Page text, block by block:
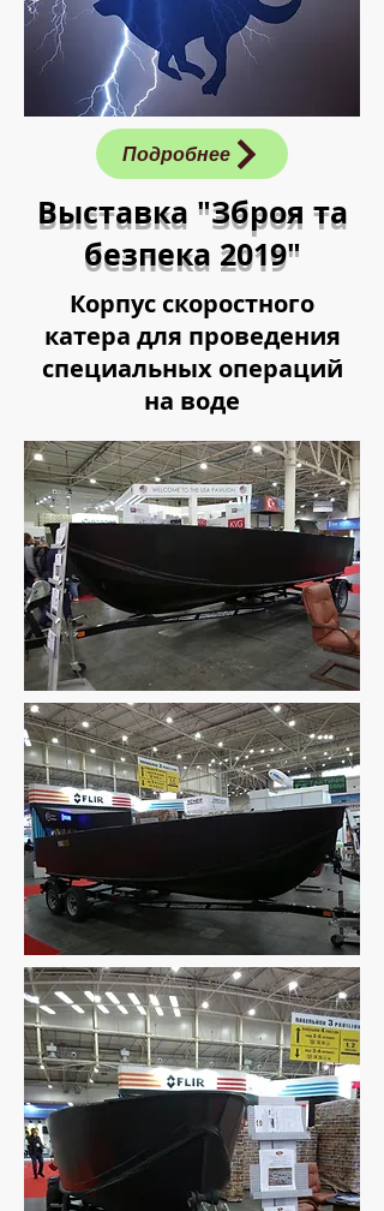
Подробнее
Выставка "Зброя та
безпека 2019"
Корпус скоростного
катера для проведения
специальных операций
на воде